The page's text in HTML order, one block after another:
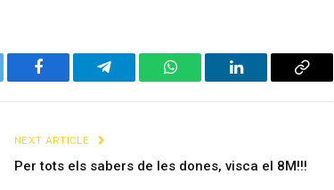
Facebook Telegram WhatsAppLinkedIn Copy
NEXT ARTICLE
Per tots els sabers de les dones, visca el 8M!!!